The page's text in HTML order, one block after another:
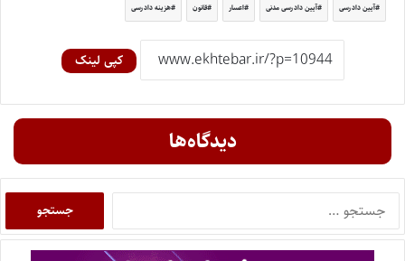
آیین دادرسی آیین دادرسی مدنی اعسار قانون هزینه دادرسی
کپی لینک
دیدگاه‌ها